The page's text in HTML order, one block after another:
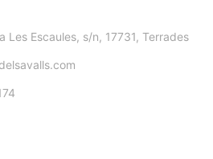
Les Escaules, s/n, 17731, Terrades